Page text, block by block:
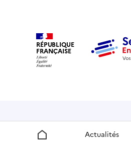
RÉPUBLIQUE
FRANÇAISE
Accueil Actualités